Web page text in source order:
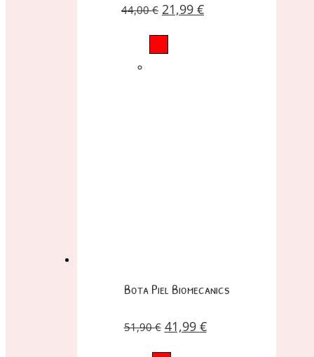
44,00€ 21,99 €
Bota Piel Biomecanics
51,90€ 41,99 €